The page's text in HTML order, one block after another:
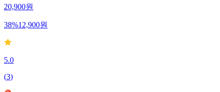
20,900원
38%12,900원
5.0
(3)